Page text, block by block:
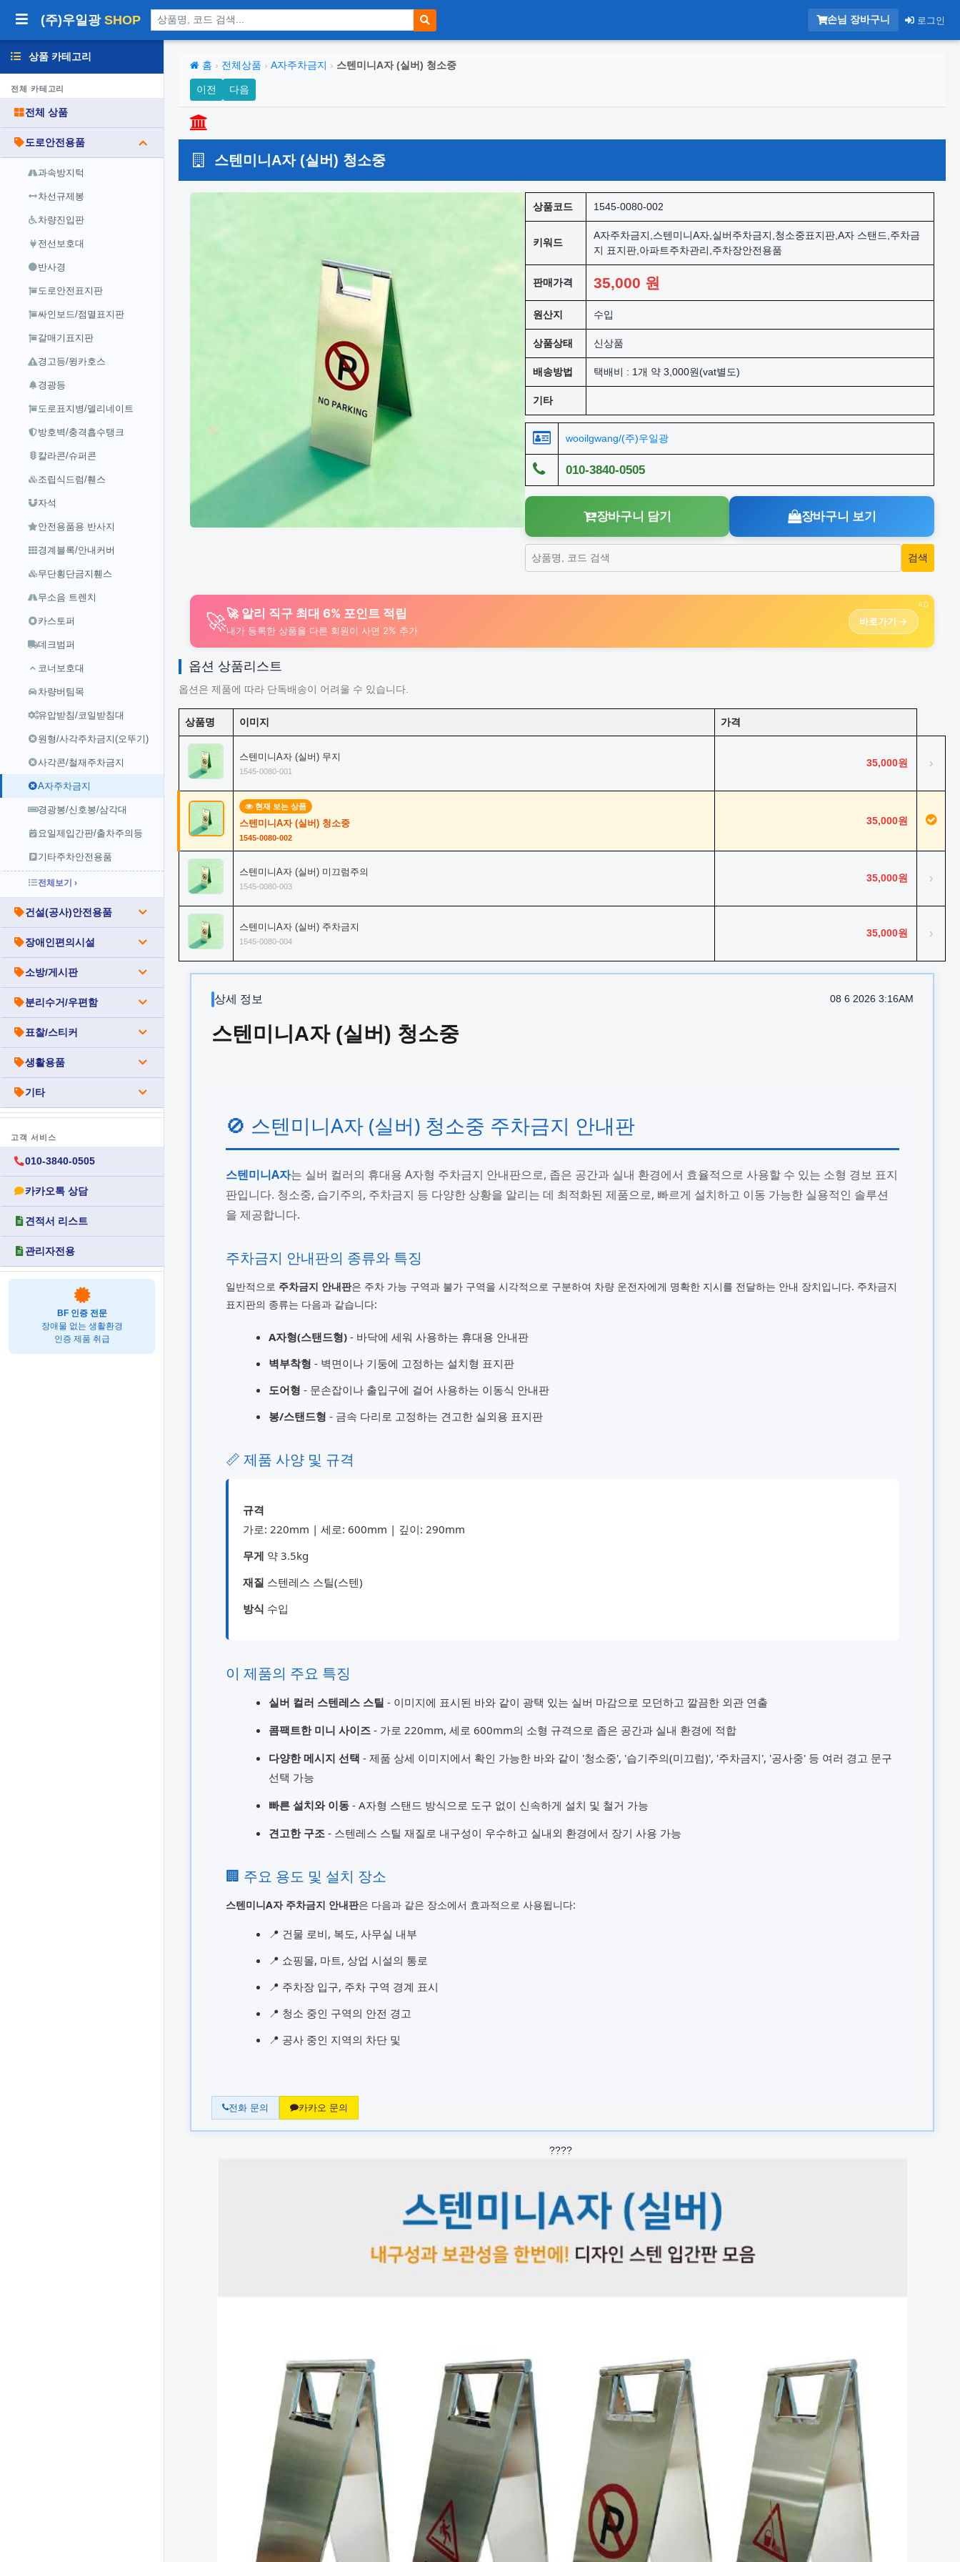
(주)우일광 SHOP 상품 검색 손님 장바구니 로그인
상품 카테고리
전체 카테고리
전체 상품
도로안전용품
과속방지턱
차선규제봉
차량진입판
전선보호대
반사경
도로안전표지판
싸인보드/점멸표지판
갈매기표지판
경고등/윙카호스
경광등
도로표지병/델리네이트
방호벽/충격흡수탱크
칼라콘/슈퍼콘
조립식드럼/휀스
자석
안전용품용 반사지
경계블록/안내커버
무단횡단금지휀스
무소음 트렌치
카스토퍼
데크범퍼
코너보호대
차량버팀목
유압받침/코일받침대
원형/사각주차금지(오뚜기)
사각콘/철재주차금지
A자주차금지
경광봉/신호봉/삼각대
요일제입간판/출차주의등
기타주차안전용품
전체보기 ›
건설(공사)안전용품
장애인편의시설
소방/게시판
분리수거/우편함
표찰/스티커
생활용품
기타
고객 서비스
010-3840-0505
카카오톡 상담
견적서 리스트
관리자전용
BF 인증 전문
장애물 없는 생활환경
인증 제품 취급
홈 › 전체상품 › A자주차금지 › 스텐미니A자 (실버) 청소중
이전 다음
스텐미니A자 (실버) 청소중
상품코드 1545-0080-002
키워드
A자주차금지,스텐미니A자,실버주차금지,청소중표지판,A자 스탠드,주차금
지 표지판,아파트주차관리,주차장안전용품
판매가격 35,000 원
원산지 수입
상품상태 신상품
배송방법 택배비 : 1개 약 3,000원(vat별도)
기타
wooilgwang/(주)우일광
010-3840-0505
장바구니 담기 장바구니 보기
AD
🚀🚀 알리 직구 최대 6% 포인트 적립
내가 등록한 상품을 다른 회원이 사면 2% 추가
바로가기 →
옵션 상품리스트
옵션은 제품에 따라 단독배송이 어려울 수 있습니다.
상품명 이미지 가격
스텐미니A자 (실버) 무지
1545-0080-001
35,000원 ›
현재 보는 상품
스텐미니A자 (실버) 청소중
1545-0080-002
35,000원
스텐미니A자 (실버) 미끄럼주의
1545-0080-003
35,000원 ›
스텐미니A자 (실버) 주차금지
1545-0080-004
35,000원 ›
상세 정보 08 6 2026 3:16AM
스텐미니A자 (실버) 청소중
🚫 스텐미니A자 (실버) 청소중 주차금지 안내판
스텐미니A자는 실버 컬러의 휴대용 A자형 주차금지 안내판으로, 좁은 공간과 실내 환경에서 효율적으로 사용할 수 있는 소형 경보 표지
판입니다. 청소중, 습기주의, 주차금지 등 다양한 상황을 알리는 데 최적화된 제품으로, 빠르게 설치하고 이동 가능한 실용적인 솔루션
을 제공합니다.
주차금지 안내판의 종류와 특징
일반적으로 주차금지 안내판은 주차 가능 구역과 불가 구역을 시각적으로 구분하여 차량 운전자에게 명확한 지시를 전달하는 안내 장치입니다. 주차금지
표지판의 종류는 다음과 같습니다:
A자형(스탠드형)- 바닥에 세워 사용하는 휴대용 안내판
벽부착형 - 벽면이나 기둥에 고정하는 설치형 표지판
도어형 - 문손잡이나 출입구에 걸어 사용하는 이동식 안내판
봉/스탠드형 - 금속 다리로 고정하는 견고한 실외용 표지판
📏 제품 사양 및 규격
규격
가로: 220mm | 세로: 600mm | 깊이: 290mm
무게 약 3.5kg
재질 스텐레스 스틸(스텐)
방식 수입
이 제품의 주요 특징
실버 컬러 스텐레스 스틸 - 이미지에 표시된 바와 같이 광택 있는 실버 마감으로 모던하고 깔끔한 외관 연출
콤팩트한 미니 사이즈- 가로 220mm, 세로 600mm의 소형 규격으로 좁은 공간과 실내 환경에 적합
다양한 메시지 선택 - 제품 상세 이미지에서 확인 가능한 바와 같이 '청소중', '습기주의(미끄럼)', '주차금지', '공사중' 등 여러 경고 문구
선택 가능
빠른 설치와 이동- A자형 스탠드 방식으로 도구 없이 신속하게 설치 및 철거 가능
견고한 구조- 스텐레스 스틸 재질로 내구성이 우수하고 실내외 환경에서 장기 사용 가능
🏢 주요 용도 및 설치 장소
스텐미니A자 주차금지 안내판은 다음과 같은 장소에서 효과적으로 사용됩니다:
📍 건물 로비, 복도, 사무실 내부
📍 쇼핑몰, 마트, 상업 시설의 통로
📍 주차장 입구, 주차 구역 경계 표시
📍 청소 중인 구역의 안전 경고
📍 공사 중인 지역의 차단 및
전화 문의 카카오 문의
????